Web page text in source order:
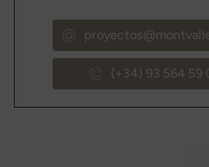
(+34) 93 564 59